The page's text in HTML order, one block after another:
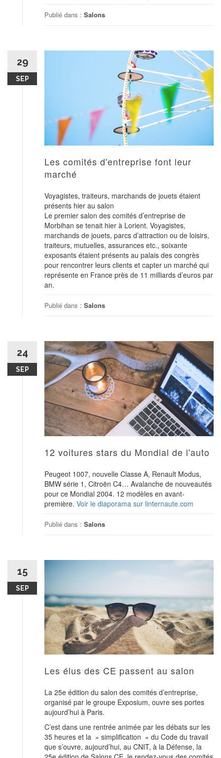
Publié dans : Salons
29
SEP
Les comités d'entreprise font leur
marché
Voyagistes, traiteurs, marchands de jouets étaient
présents hier au salon
Le premier salon des comités d’entreprise de
Morbihan se tenait hier à Lorient. Voyagistes,
marchands de jouets, parcs d’attraction ou de loisirs,
traiteurs, mutuelles, assurances etc., soixante
exposants étaient présents au palais des congrès
pour rencontrer leurs clients et capter un marché qui
représente en France près de 11 milliards d’euros par
an.
Publié dans : Salons
24
SEP
12 voitures stars du Mondial de l'auto
Peugeot 1007, nouvelle Classe A, Renault Modus,
BMW série 1, Citroën C4… Avalanche de nouveautés
pour ce Mondial 2004. 12 modèles en avant-
première. Voir le diaporama sur linternaute.com
Publié dans : Salons
15
SEP
Les élus des CE passent au salon
La 25e édition du salon des comités d’entreprise,
organisé par le groupe Exposium, ouvre ses portes
aujourd’hui à Paris.
C’est dans une rentrée animée par les débats sur les
35 heures et la » simplification » du Code du travail
que s’ouvre, aujourd’hui, au CNIT, à la Défense, la